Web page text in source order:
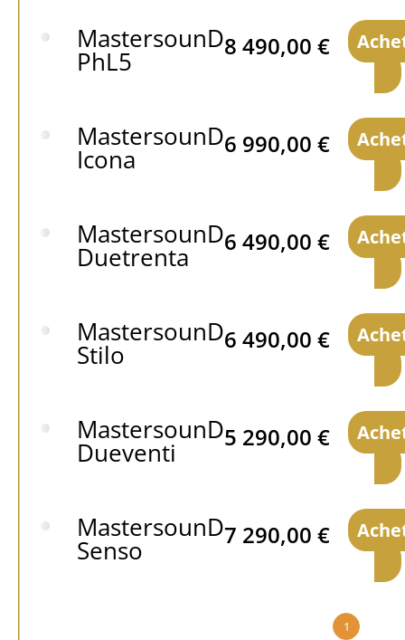
MastersounD
PhL5 8 490,00 €
MastersounD
Icona 6 990,00 €
MastersounD
Duetrenta 6 490,00 €
MastersounD
Stilo 6 490,00 €
MastersounD
Dueventi 5 290,00 €
MastersounD
Senso 7 290,00 €
1